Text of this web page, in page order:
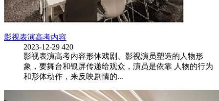
影视表演高考内容
2023-12-29 420
影视表演高考内容形体戏剧、影视演员塑造的人物形
象，要舞台和银屏传递给观众，演员是依靠 人物的行为
和形体动作，来反映剧情的...